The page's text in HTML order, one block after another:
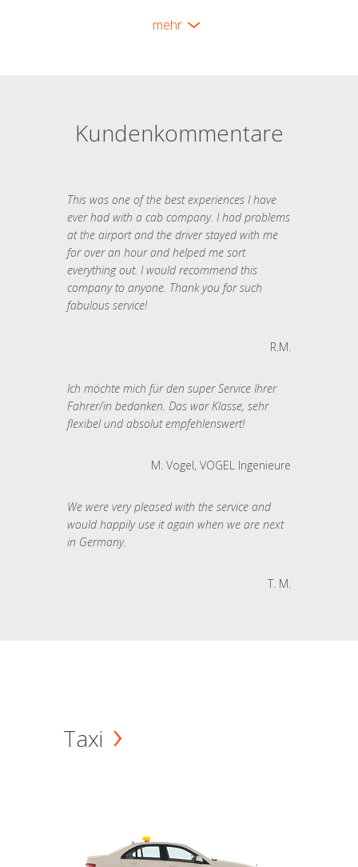
mehr
Kundenkommentare
This was one of the best experiences I have
ever had with a cab company. I had problems
at the airport and the driver stayed with me
for over an hour and helped me sort
everything out. I would recommend this
company to anyone. Thank you for such
fabulous service!
R.M.
Ich möchte mich für den super Service Ihrer
Fahrer/in bedanken. Das war Klasse, sehr
flexibel und absolut empfehlenswert!
M. Vogel, VOGEL Ingenieure
We were very pleased with the service and
would happily use it again when we are next
in Germany.
T. M.
Taxi